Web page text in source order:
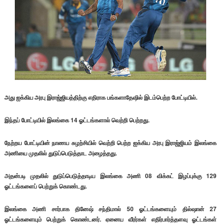
அது ஐக்கிய அரபு இராஜ்ஜியத்திற்கு எதிராக பங்களாதேஷில் இடம்பெற்ற போட்டியில்.
இந்தப் போட்டியில் இலங்கை 14 ஓட்டங்களால் வெற்றி பெற்றது.
நேற்றய போட்டியின் நாணய சுழற்சியில் வெற்றி பெற்ற ஐக்கிய அரபு இராஜ்ஜியம் இலங்கை
அணியை முதலில் துடுப்பெடுத்தாட அழைத்தது.
அதன்படி முதலில் துடுப்பெடுத்தாடிய இலங்கை அணி 08 விக்கட் இழப்புக்கு 129
ஓட்டங்களைப் பெற்றுக் கொண்டது.
இலங்கை அணி சார்பாக தினேஷ் சந்திமால் 50 ஓட்டங்களையும் தில்ஷான் 27
ஓட்டங்களையும் பெற்றுக் கொண்டனர். ஏனைய வீரர்கள் எதிர்பார்த்தளவு ஓட்டங்கள்